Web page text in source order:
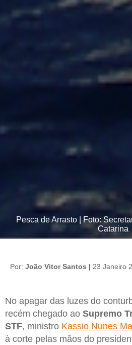
Pesca de Arrasto | Foto:
Catarina
Por: João Vitor Santos | 23 Janeiro
No apagar das luzes do
recém chegado ao Supremo
STF, ministro Kassio Nunes
à corte pelas mãos do